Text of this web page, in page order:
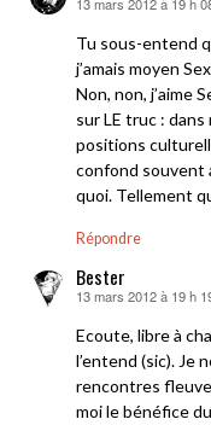
dit :
13 mars 2012 à 19 h
Tu sous-entend
j’amais moyen
Non, non, j’aime
sur LE truc :
positions
confond souvent
quoi. Tellement
Répondre
Bester
dit :
13 mars 2012 à 19 h
Ecoute, libre à
l’entend (sic). Je
rencontres
moi le bénéfice